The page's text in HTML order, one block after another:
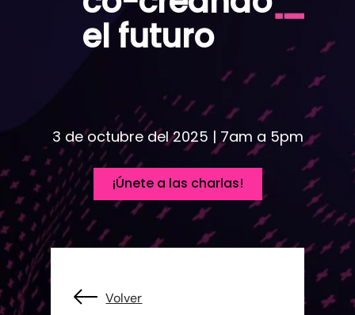
el futuro
3 de octubre del 2025 | 7am a 5pm
¡Únete a las charlas!
Volver